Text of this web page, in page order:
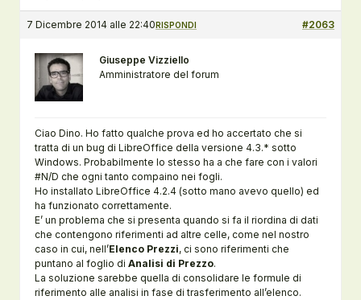
7 Dicembre 2014 alle 22:40 #2063
RISPONDI
Giuseppe Vizziello
Amministratore del forum
Ciao Dino. Ho fatto qualche prova ed ho accertato che si
tratta di un bug di LibreOffice della versione 4.3.* sotto
Windows. Probabilmente lo stesso ha a che fare con i valori
#N/D che ogni tanto compaino nei fogli.
Ho installato LibreOffice 4.2.4 (sotto mano avevo quello) ed
ha funzionato correttamente.
E’ un problema che si presenta quando si fa il riordina di dati
che contengono riferimenti ad altre celle, come nel nostro
caso in cui, nell’Elenco Prezzi, ci sono riferimenti che
puntano al foglio di Analisi di Prezzo.
La soluzione sarebbe quella di consolidare le formule di
riferimento alle analisi in fase di trasferimento all’elenco.